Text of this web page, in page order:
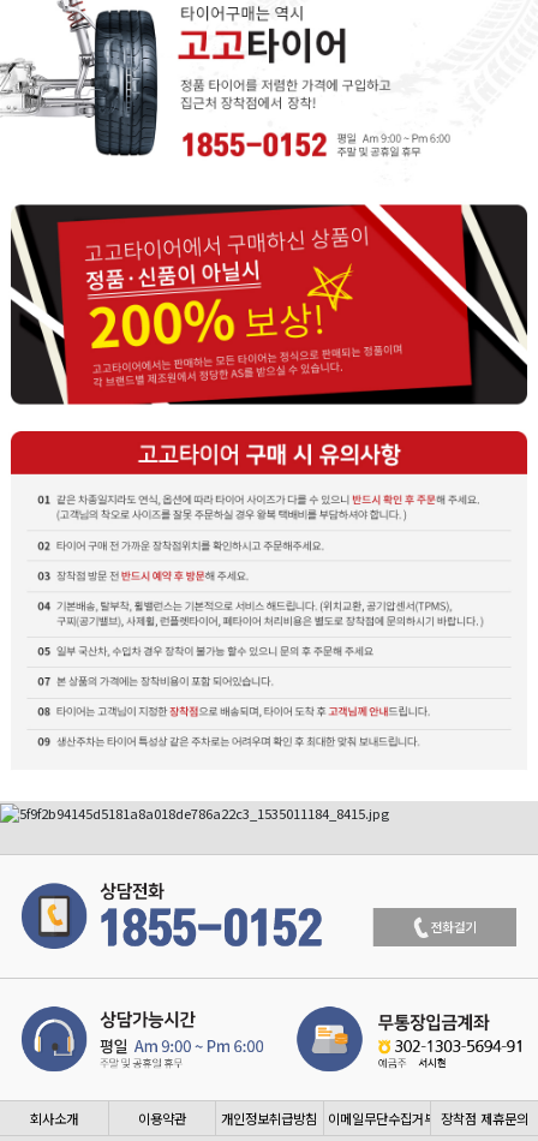
회사소개 이용약관 개인정보취급방침 이메일무단수집거부 장착점 제휴문의